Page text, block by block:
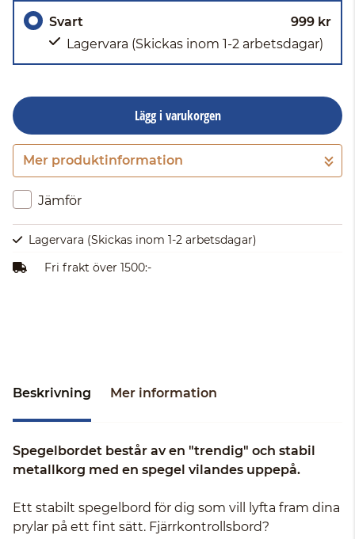
Svart
999 kr
Lagervara (Skickas inom 1-2 arbetsdagar)
Lägg i varukorgen
Gå till kassan
Mer produktinformation
Jämför
Lagervara (Skickas inom 1-2 arbetsdagar)
Fri frakt över 1500:-
Beskrivning Mer information
Spegelbordet består av en "trendig" och stabil
metallkorg med en spegel vilandes uppepå.
Ett stabilt spegelbord för dig som vill lyfta fram dina
prylar på ett fint sätt. Fjärrkontrollsbord?